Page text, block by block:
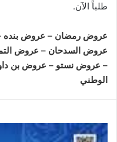
طلباً الآن.
عروض رمضان – عروض بنده
عروض السدحان – عروض
– عروض نستو – عروض بن
الوطني